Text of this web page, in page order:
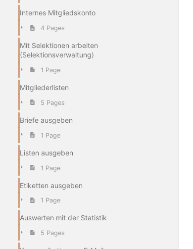
Internes Mitgliedskonto
4 Pages
Mit Selektionen arbeiten
(Selektionsverwaltung)
1 Page
Mitgliederlisten
5 Pages
Briefe ausgeben
1 Page
Listen ausgeben
1 Page
Etiketten ausgeben
1 Page
Auswerten mit der Statistik
5 Pages